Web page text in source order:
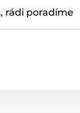
rádi poradíme